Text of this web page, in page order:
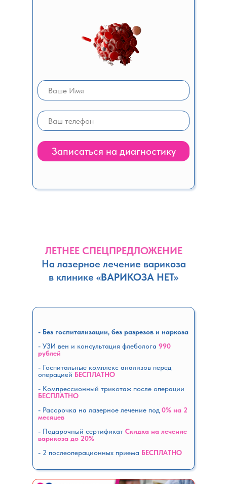
Записаться на диагностику
ЛЕТНЕЕ СПЕЦПРЕДЛОЖЕНИЕ
На лазерное лечение варикоза
в клинике «ВАРИКОЗА НЕТ»
- Без госпитализации, без разрезов и наркоза
- УЗИ вен и консультация флеболога 990
рублей
- Госпитальные комплекс анализов перед
операцией БЕСПЛАТНО
- Компрессионный трикотаж после операции
БЕСПЛАТНО
- Рассрочка на лазерное лечение под 0% на 2
месяцев
- Подарочный сертификат Скидка на лечение
варикоза до 20%
- 2 послеоперационных приема БЕСПЛАТНО